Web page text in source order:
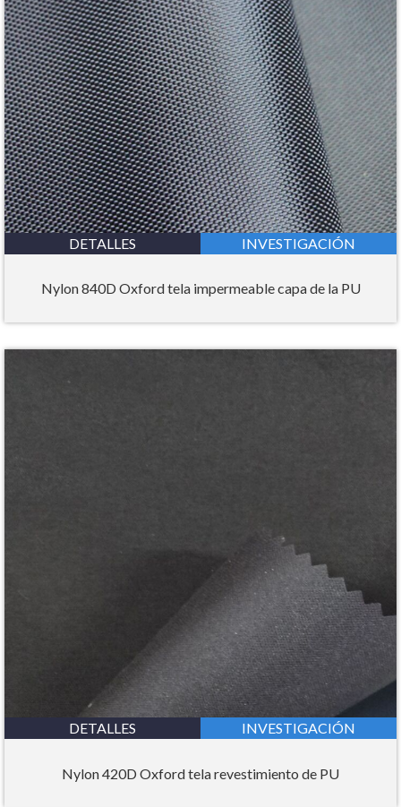
DETALLES INVESTIGACIÓN
Nylon 840D Oxford tela impermeable capa de la PU
DETALLES INVESTIGACIÓN
Nylon 420D Oxford tela revestimiento de PU